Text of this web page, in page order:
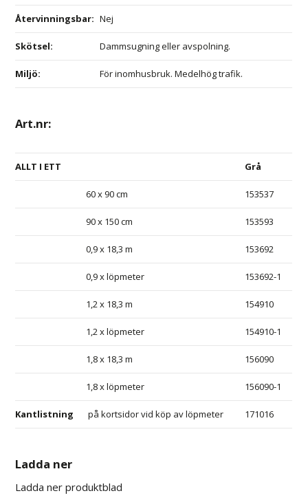
Återvinningsbar: Nej
Skötsel: Dammsugning eller avspolning.
Miljö: För inomhusbruk. Medelhög trafik.
Art.nr:
ALLT I ETT Grå
60 x 90 cm 153537
90 x 150 cm 153593
0,9 x 18,3 m 153692
0,9 x löpmeter 153692-1
1,2 x 18,3 m 154910
1,2 x löpmeter 154910-1
1,8 x 18,3 m 156090
1,8 x löpmeter 156090-1
Kantlistning på kortsidor vid köp av löpmeter 171016
Ladda ner
Ladda ner produktblad